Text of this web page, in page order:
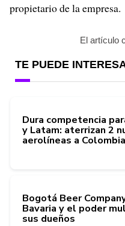
propietario de la empresa.
El artículo
TE PUEDE
Dura competencia
y Latam: aterrizan 2
aerolíneas a Colombia
Bogotá Beer
Bavaria y el poder
sus dueños